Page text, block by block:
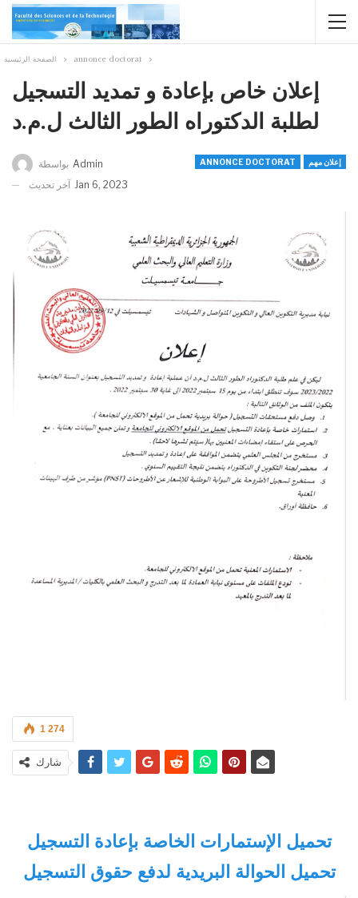
الصفحة الرئيسية annonce doctorat
إعلان خاص بإعادة و تمديد التسجيل
لطلبة الدكتوراه الطور الثالث ل.م.د
ANNONCE DOCTORAT إعلان مهم
Admin
Jan 6, 2023
1 274
شارك
تحميل الإستمارات الخاصة بإعادة التسجيل
تحميل الحوالة البريدية لدفع حقوق التسجيل